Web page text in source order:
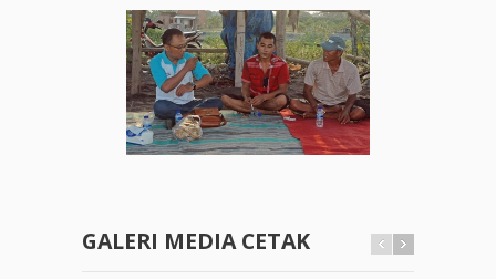
GALERI MEDIA CETAK